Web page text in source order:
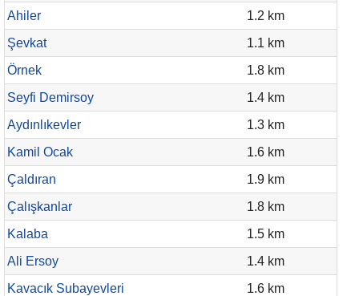
Ahiler
1.2 km
Şevkat
1.1 km
Örnek
1.8 km
Seyfi Demirsoy
1.4 km
Aydınlıkevler
1.3 km
Kamil Ocak
1.6 km
Çaldıran
1.9 km
Çalışkanlar
1.8 km
Kalaba
1.5 km
Ali Ersoy
1.4 km
Kavacık Subayevleri
1.6 km